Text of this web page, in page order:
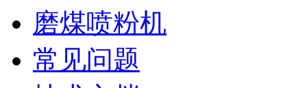
磨煤喷粉机
常见问题